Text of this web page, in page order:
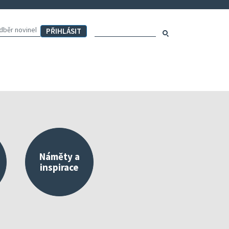
Hledat
Náměty a
inspirace